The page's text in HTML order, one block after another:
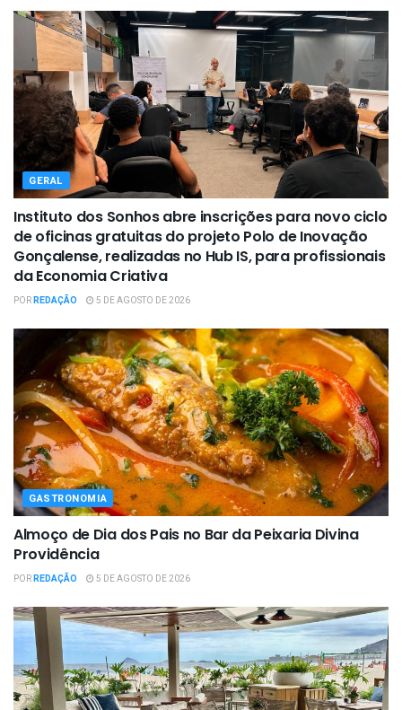
GERAL
Instituto dos Sonhos abre inscrições para novo ciclo
de oficinas gratuitas do projeto Polo de Inovação
Gonçalense, realizadas no Hub IS, para profissionais
da Economia Criativa
PORREDAÇÃO 5 DE AGOSTO DE 2026
GASTRONOMIA
Almoço de Dia dos Pais no Bar da Peixaria Divina
Providência
PORREDAÇÃO 5 DE AGOSTO DE 2026